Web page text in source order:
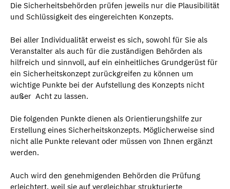
Die Sicherheitsbehörden prüfen jeweils nur die Plausibilität
und Schlüssigkeit des eingereichten Konzepts.
Bei aller Individualität erweist es sich, sowohl für Sie als
Veranstalter als auch für die zuständigen Behörden als
hilfreich und sinnvoll, auf ein einheitliches Grundgerüst für
ein Sicherheitskonzept zurückgreifen zu können um
wichtige Punkte bei der Aufstellung des Konzepts nicht
außer Acht zu lassen.
Die folgenden Punkte dienen als Orientierungshilfe zur
Erstellung eines Sicherheitskonzepts. Möglicherweise sind
nicht alle Punkte relevant oder müssen von Ihnen ergänzt
werden.
Auch wird den genehmigenden Behörden die Prüfung
erleichtert, weil sie auf vergleichbar strukturierte